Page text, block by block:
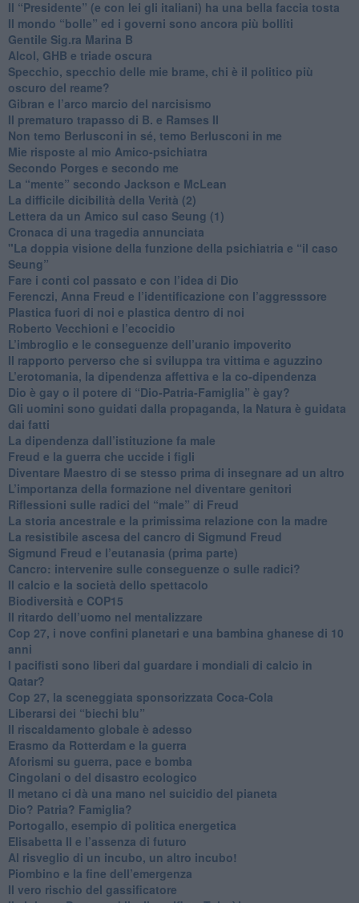
​Il “Presidente” (e con lei gli italiani) ha una bella faccia tosta
​Il mondo “bolle” ed i governi sono ancora più bolliti
​Gentile Sig.ra Marina B
​Alcol, GHB e triade oscura
​Specchio, specchio delle mie brame, chi è il politico più
oscuro del reame?
​Gibran e l’arco marcio del narcisismo
​Il prematuro trapasso di B. e Ramses II
​Non temo Berlusconi in sé, temo Berlusconi in me
​Mie risposte al mio Amico-psichiatra
​Secondo Porges e secondo me
​La “mente” secondo Jackson e McLean
La difficile dicibilità della Verità (2)
​Lettera da un Amico sul caso Seung (1)
​Cronaca di una tragedia annunciata
"​La doppia visione della funzione della psichiatria e “il caso
Seung”
​Fare i conti col passato e con l’idea di Dio
​Ferenczi, Anna Freud e l’identificazione con l’aggresssore
Plastica fuori di noi e plastica dentro di noi
​Roberto Vecchioni e l’ecocidio
​L’imbroglio e le conseguenze dell’uranio impoverito
​Il rapporto perverso che si sviluppa tra vittima e aguzzino
L’erotomania, la dipendenza affettiva e la co-dipendenza
​Dio è gay o il potere di “Dio-Patria-Famiglia” è gay?
​Gli uomini sono guidati dalla propaganda, la Natura è guidata
dai fatti
La dipendenza dall’istituzione fa male
​Freud e la guerra che uccide i figli
​Diventare Maestro di se stesso prima di insegnare ad un altro
L’importanza della formazione nel diventare genitori
Riflessioni sulle radici del “male” di Freud
​La storia ancestrale e la primissima relazione con la madre
​La resistibile ascesa del cancro di Sigmund Freud
Sigmund Freud e l’eutanasia (prima parte)
Cancro: intervenire sulle conseguenze o sulle radici?
​Il calcio e la società dello spettacolo
Biodiversità e COP15
​Il ritardo dell’uomo nel mentalizzare
​Cop 27, i nove confini planetari e una bambina ghanese di 10
anni
​I pacifisti sono liberi dal guardare i mondiali di calcio in
Qatar?
​Cop 27, la sceneggiata sponsorizzata Coca-Cola
​Liberarsi dei “biechi blu”
Il riscaldamento globale è adesso
​Erasmo da Rotterdam e la guerra
​Aforismi su guerra, pace e bomba
Cingolani o del disastro ecologico
​Il metano ci dà una mano nel suicidio del pianeta
​Dio? Patria? Famiglia?
Portogallo, esempio di politica energetica
​Elisabetta II e l’assenza di futuro
Al risveglio di un incubo, un altro incubo!
​Piombino e la fine dell’emergenza
​Il vero rischio del gassificatore